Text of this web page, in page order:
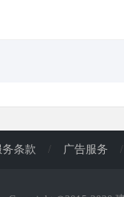
务条款 / 广告服务 /